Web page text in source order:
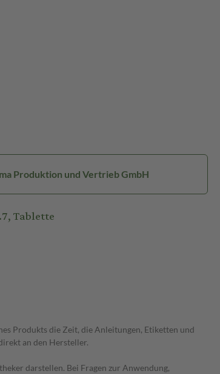
Produktion und Vertrieb GmbH
Tablette
Produkts die Zeit, die Anleitungen, Etiketten und
an den Hersteller.
darstellen. Bei Fragen zur Anwendung,